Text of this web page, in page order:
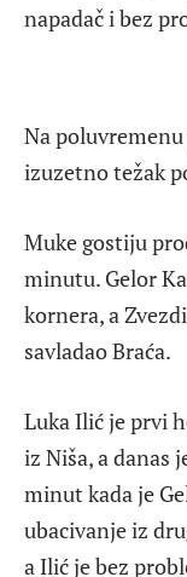
napadač i bez
Na
izuzetno težak
Muke gostiju
minutu. Gelor
kornera, a
savladao Braća.
Luka Ilić je prvi
iz Niša, a danas
minut kada je
ubacivanje iz
a Ilić je bez